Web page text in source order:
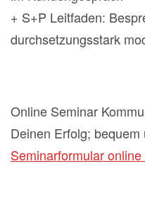
+ S+P Leitfaden:
durchsetzungsstark
Online Seminar
Deinen Erfolg;
Seminarformular